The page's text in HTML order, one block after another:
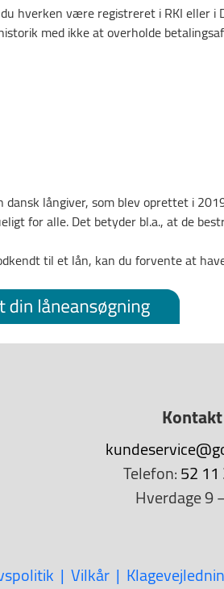
hverken være registreret i RKI eller
med ikke at overholde
dansk långiver, som blev oprettet i
for alle. Det betyder bl.a., at de
til et lån, kan du forvente at
Kontakt
Telefon:52
Hverdage 9
Vilkår